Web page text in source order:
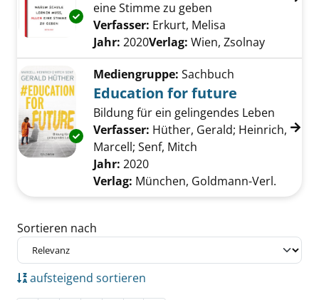
Exemplar-Details von Generation Haram
eine Stimme zu geben
Verfasser: Erkurt, Melisa
Jahr: 2020Verlag: Wien, Zsolnay
Exemplar-Details von Education for future
Mediengruppe: Sachbuch
Education for future
Bildung für ein gelingendes Leben
Verfasser: Hüther, Gerald; Heinrich,
Marcell; Senf, Mitch
Jahr: 2020
Verlag: München, Goldmann-Verl.
Zu den Suchfiltern springen
Sortieren nach
aufsteigend sortieren